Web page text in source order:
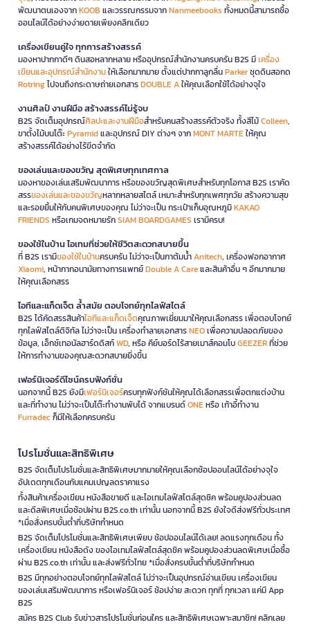
พัฒนาตนเองจากKOOB และวรรณกรรมจากNanmeebooks ทั้งหมดนี้สามารถซื้อ
ออนไลน์ได้อย่างง่ายดายเพียงคลิกเดียว
เครื่องเขียนคู่ใจ ทุกการสร้างสรรค์
มองหาปากกาดีๆ ดินสอหลากหลาย หรืออุปกรณ์สำนักงานครบครัน B2S มีเครื่อง
เขียนและอุปกรณ์สำนักงานให้เลือกมากมาย ตั้งแต่ปากกาลูกลื่นParkerชุดดินสอกด
Rotringไปจนถึงกระดาษถ่ายเอกสารDOUBLE Aให้คุณเลือกใช้ได้อย่างจุใจ
งานศิลป์ งานฝีมือ สร้างสรรค์ไม่รู้จบ
B2S จัดเต็มอุปกรณ์ศิลปะและงานฝีมือสำหรับคนสร้างสรรค์ตัวจริง ทั้งสีไม้Colleen,
ขาตั้งไม้บนโต๊ะPyramidและอุปกรณ์ DIY ต่างๆ จากMONT MARTEให้คุณ
สร้างสรรค์ได้อย่างไร้ขีดจำกัด
ของเล่นและของขวัญ สุดพิเศษทุกเทศกาล
มองหาของเล่นเสริมพัฒนาการ หรือของขวัญสุดพิเศษสำหรับทุกโอกาส B2S เราคัด
สรรของเล่นและของขวัญหลากหลายสไตล์ เหมาะสำหรับทุกเพศทุกวัย สร้างความสุข
และรอยยิ้มให้กับคนพิเศษของคุณ ไม่ว่าจะเป็น กระเป๋าเก็บอุณหภูมิKAKAO
FRIENDS หรือเกมจดหมายรักSIAM BOARDGAMES เรามีครบ!
ของใช้ในบ้าน ไอเทมที่ช่วยให้ชีวิตสะดวกสบายขึ้น
ที่ B2S เรามีของใช้ในบ้านครบครัน ไม่ว่าจะเป็นกาต้มน้ำAnitech, เครื่องฟอกอากาศ
Xiaomi, หน้ากากอนามัยทางการแพทย์Double A Careและสินค้าอื่น ๆ อีกมากมาย
ให้คุณเลือกสรร
ไอทีและแก็ดเจ็ต ล้ำสมัย ตอบโจทย์ทุกไลฟ์สไตล์
B2S ได้คัดสรรสินค้าไอทีและแก็ดเจ็ตคุณภาพเยี่ยมมาให้คุณเลือกสรร เพื่อตอบโจทย์
ทุกไลฟ์สไตล์ดิจิทัล ไม่ว่าจะเป็น เครื่องทำลายเอกสารNEOเพื่อความปลอดภัยของ
ข้อมูล, เอ็กซ์เทอนัลฮาร์ดดิสก์WD, หรือ คีย์บอร์ดไร้สายเมาส์คอมโบGEEZERที่ช่วย
ให้การทำงานของคุณสะดวกสบายยิ่งขึ้น
เฟอร์นิเจอร์ดีไซน์ครบฟังก์ชั่น
นอกจากนี้ B2S ยังมีเฟอร์นิเจอร์ครบทุกฟังก์ชันให้คุณได้เลือกสรรเพื่อตกแต่งบ้าน
และที่ทำงาน ไม่ว่าจะเป็นโต๊ะทำงานพับได้ จากแบรนด์ONEหรือ เก้าอี้ทำงาน
Furradecก็มีให้เลือกครบครัน
โปรโมชั่นและสิทธิพิเศษ
B2S จัดเต็มโปรโมชั่นและสิทธิพิเศษมากมายให้คุณเลือกช้อปออนไลน์ได้อย่างจุใจ
อัปเดตทุกเดือนกับแคมเปญลดราคาแรง
ทั้งสินค้าเครื่องเขียน หนังสือขายดี และไอเทมไลฟ์สไตล์สุดชิค พร้อมคูปองส่วนลด
และดีลพิเศษเมื่อช้อปผ่าน B2S.co.th เท่านั้น นอกจากนี้ B2S ยังใจดีส่งฟรีทั่วประเทศ
*เมื่อสั่งครบขั้นต่ำที่บริษัทกำหนด
B2S จัดเต็มโปรโมชั่นและสิทธิพิเศษเพียบ ช้อปออนไลน์ได้เลย! ลดแรงทุกเดือน ทั้ง
เครื่องเขียน หนังสือดัง ของไอเทมไลฟ์สไตล์สุดชิค พร้อมคูปองส่วนลดพิเศษเมื่อซื้อ
ผ่าน B2S.co.th เท่านั้น และส่งฟรีทั่วไทย *เมื่อสั่งครบขั้นต่ำที่บริษัทกำหนด
B2S มีทุกอย่างตอบโจทย์ทุกไลฟ์สไตล์ ไม่ว่าจะเป็นอุปกรณ์อ่านเขียน เครื่องเขียน
ของเล่นเสริมพัฒนาการ หรือเฟอร์นิเจอร์ ช้อปง่าย สะดวก ทุกที่ ทุกเวลา แค่มี App
B2S
สมัคร B2S Club รับข่าวสารโปรโมชั่นก่อนใคร และสิทธิพิเศษเฉพาะสมาชิก! คลิกเลย